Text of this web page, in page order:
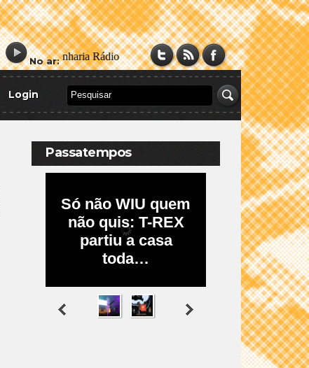
No ar:
Login
Passatempos